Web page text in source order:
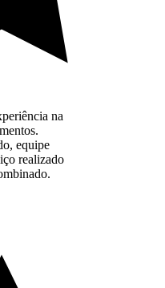
na
equipe
realizado